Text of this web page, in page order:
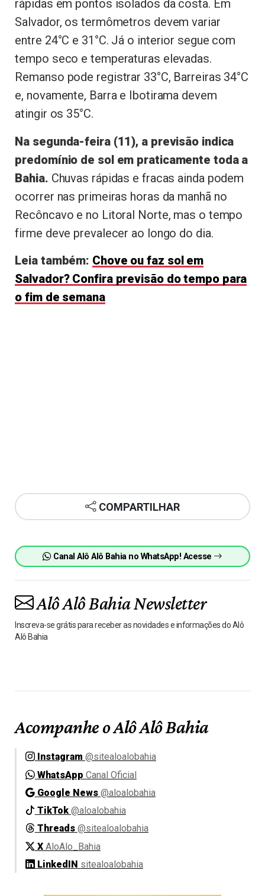
rápidas em pontos isolados da costa. Em
Salvador, os termômetros devem variar
entre 24°C e 31°C. Já o interior segue com
tempo seco e temperaturas elevadas.
Remanso pode registrar 33°C, Barreiras 34°C
e, novamente, Barra e Ibotirama devem
atingir os 35°C.
Na segunda-feira (11), a previsão indica
predomínio de sol em praticamente toda a
Bahia. Chuvas rápidas e fracas ainda podem
ocorrer nas primeiras horas da manhã no
Recôncavo e no Litoral Norte, mas o tempo
firme deve prevalecer ao longo do dia.
Leia também: Chove ou faz sol em
Salvador? Confira previsão do tempo para
o fim de semana
COMPARTILHAR
Canal Alô Alô Bahia no WhatsApp! Acesse
Alô Alô Bahia Newsletter
Inscreva-se grátis para receber as novidades e informações do Alô
Alô Bahia
Acompanhe o Alô Alô Bahia
Instagram @sitealoalobahia
WhatsApp Canal Oficial
Google News @aloalobahia
TikTok @aloalobahia
Threads @sitealoalobahia
X AloAlo_Bahia
LinkedIN sitealoalobahia